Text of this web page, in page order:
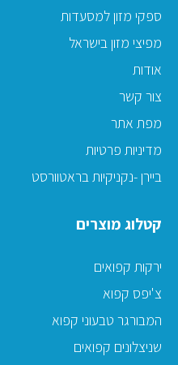
ספקי מזון למסעדות
מפיצי מזון בישראל
אודות
צור קשר
מפת אתר
מדיניות פרטיות
ביירן -נקניקיות בראטוורסט
קטלוג מוצרים
ירקות קפואים
צ'יפס קפוא
המבורגר טבעוני קפוא
שניצלונים קפואים